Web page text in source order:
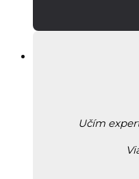
Učím